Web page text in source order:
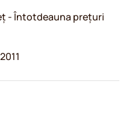
- Întotdeauna prețuri